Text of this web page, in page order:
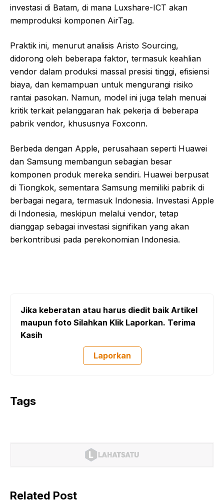
investasi di Batam, di mana Luxshare-ICT akan
memproduksi komponen AirTag.
Praktik ini, menurut analisis Aristo Sourcing,
didorong oleh beberapa faktor, termasuk keahlian
vendor dalam produksi massal presisi tinggi, efisiensi
biaya, dan kemampuan untuk mengurangi risiko
rantai pasokan. Namun, model ini juga telah menuai
kritik terkait pelanggaran hak pekerja di beberapa
pabrik vendor, khususnya Foxconn.
Berbeda dengan Apple, perusahaan seperti Huawei
dan Samsung membangun sebagian besar
komponen produk mereka sendiri. Huawei berpusat
di Tiongkok, sementara Samsung memiliki pabrik di
berbagai negara, termasuk Indonesia. Investasi Apple
di Indonesia, meskipun melalui vendor, tetap
dianggap sebagai investasi signifikan yang akan
berkontribusi pada perekonomian Indonesia.
Jika keberatan atau harus diedit baik Artikel
maupun foto Silahkan Klik Laporkan. Terima
Kasih
Laporkan
Tags
Related Post